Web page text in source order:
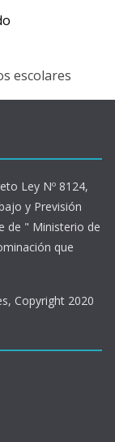
escolares
Ley Nº 8124,
y Previsión
de " Ministerio de
que
Copyright 2020